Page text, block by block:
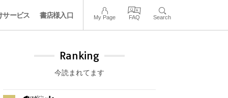
サービス 書店様入口 My Page FAQ Search
Ranking
今読まれてます